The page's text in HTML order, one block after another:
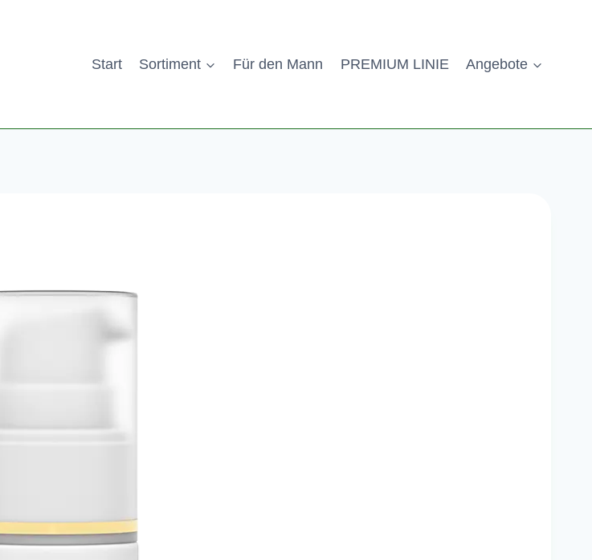
Start Sortiment Für den Mann PREMIUM LINIE Angebote